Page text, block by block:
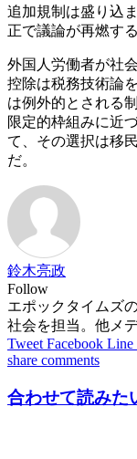
追加規制は盛り込
正で議論が再燃す
外国人労働者が社
控除は税務技術論
は例外的とされる
限定的枠組みに近
て、その選択は移
だ。
鈴木亮政
Follow
エポックタイムズ
社会を担当。他メ
Tweet Facebook Line
share comments
合わせて読みた